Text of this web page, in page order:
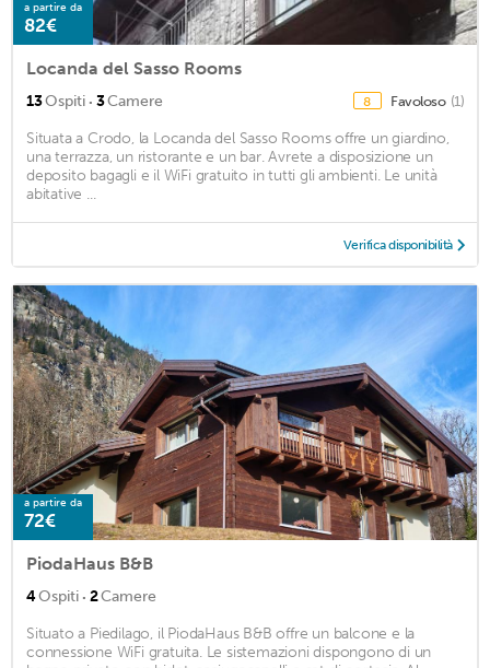
a partire da
82€
Locanda del Sasso Rooms
13Ospiti · 3Camere 8 Favoloso (1)
Situata a Crodo, la Locanda del Sasso Rooms offre un giardino,
una terrazza, un ristorante e un bar. Avrete a disposizione un
deposito bagagli e il WiFi gratuito in tutti gli ambienti. Le unità
abitative ...
Verifica disponibilità
a partire da
72€
PiodaHaus B&B
4Ospiti · 2Camere
Situato a Piedilago, il PiodaHaus B&B offre un balcone e la
connessione WiFi gratuita. Le sistemazioni dispongono di un